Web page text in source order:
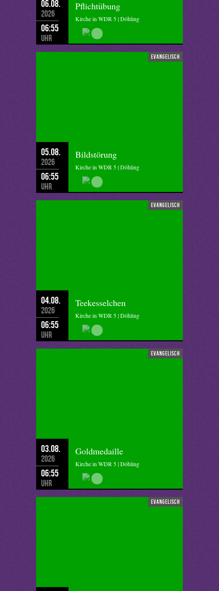
06.08.
2026
06:55
Uhr
Pflichtübung
Kirche in WDR 5 | Döhling
evangelisch
05.08.
2026
06:55
Uhr
Bildstörung
Kirche in WDR 5 | Döhling
evangelisch
04.08.
2026
06:55
Uhr
Teekesselchen
Kirche in WDR 5 | Döhling
evangelisch
03.08.
2026
06:55
Uhr
Goldmedaille
Kirche in WDR 5 | Döhling
evangelisch